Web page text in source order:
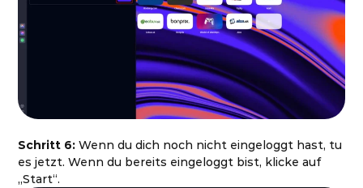
Schritt 6:Wenn du dich noch nicht eingeloggt hast, tu
es jetzt. Wenn du bereits eingeloggt bist, klicke auf
„Start“.